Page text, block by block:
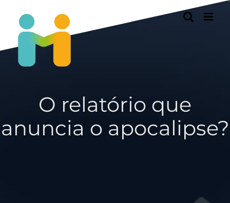
contenu
O relatório que
anuncia o apocalipse?